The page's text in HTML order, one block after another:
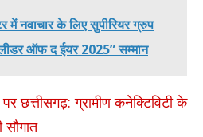
में नवाचार के लिए सुपीरियर ग्रुप
ऑफ द ईयर 2025” सम्मान
छत्तीसगढ़: ग्रामीण कनेक्टिविटी के